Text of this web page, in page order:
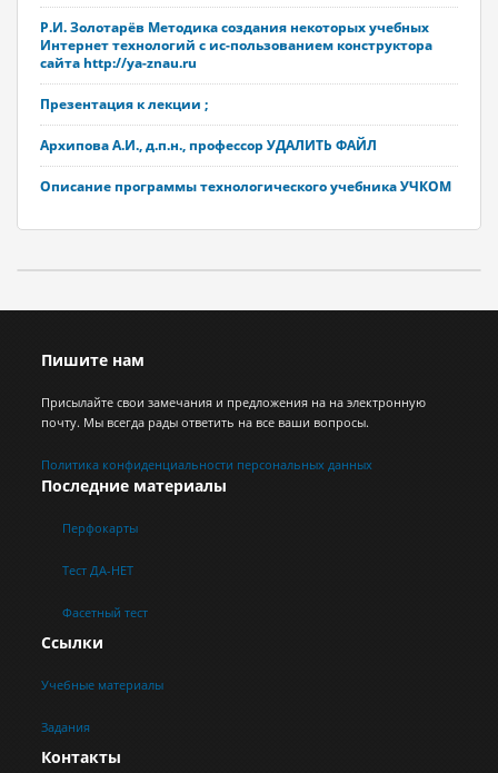
Р.И. Золотарёв Методика создания некоторых учебных
Интернет технологий с ис-пользованием конструктора
сайта http://ya-znau.ru
Презентация к лекции ;
Архипова А.И., д.п.н., профессор УДАЛИТЬ ФАЙЛ
Описание программы технологического учебника УЧКОМ
Пишите нам
Присылайте свои замечания и предложения на на электронную
почту. Мы всегда рады ответить на все ваши вопросы.
Политика конфиденциальности персональных данных
Последние материалы
Перфокарты
Тест ДА-НЕТ
Фасетный тест
Ссылки
Учебные материалы
Задания
Контакты